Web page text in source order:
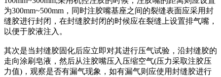
为300mm~500mm，同时注胶嘴基座之间的裂缝表面应采用封
缝胶进行封闭，在封缝胶封闭的时候应在裂缝上设置排气嘴，
以便于胶液注入。
其次是当封缝胶固化后应立即对其进行压气试验，沿封缝胶的
走向涂刷皂液，然后从注胶嘴压入压缩空气(压力采取注胶压
力值)，观察是否有漏气现象，如有漏气则应使用封缝胶进行